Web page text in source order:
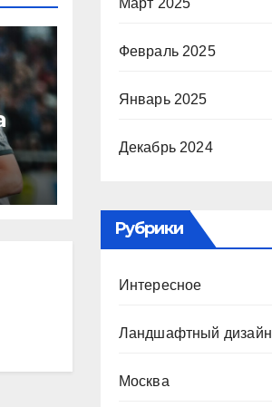
Март 2025
Февраль 2025
Январь 2025
Декабрь 2024
Рубрики
Интересное
Ландшафтный дизайн
Москва